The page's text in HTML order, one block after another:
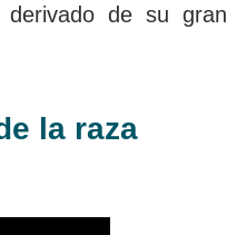
de su gran
la raza